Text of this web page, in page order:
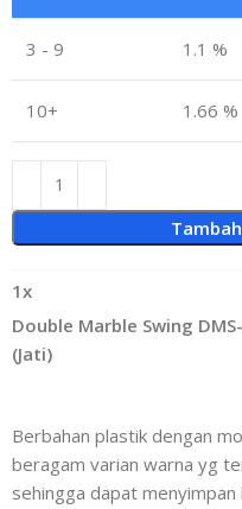
3 - 9 1.1 %
10+ 1.66 %
1x
Double Marble Swing
(Jati)
Berbahan plastik dengan
beragam varian warna yg
sehingga dapat